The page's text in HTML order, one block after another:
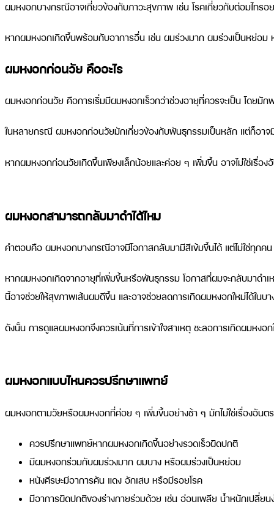
ผมหงอกบางกรณีอาจเกี่ยวข้องกับภาวะสุขภาพ เช่น โรคเกี่ยวกับต่อมไทร
หากผมหงอกเกิดขึ้นพร้อมกับอาการอื่น เช่น ผมร่วงมาก ผมร่วงเป็นหย่อม
ผมหงอกก่อนวัย คืออะไร
ผมหงอกก่อนวัย คือการเริ่มมีผมหงอกเร็วกว่าช่วงอายุที่ควรจะเป็น โดยมั
ในหลายกรณี ผมหงอกก่อนวัยมักเกี่ยวข้องกับพันธุกรรมเป็นหลัก แต่ก็อา
หากผมหงอกก่อนวัยเกิดขึ้นเพียงเล็กน้อยและค่อย ๆ เพิ่มขึ้น อาจไม่ใช่เรื่
ผมหงอกสามารถกลับมาดำได้ไหม
คำตอบคือ ผมหงอกบางกรณีอาจมีโอกาสกลับมามีสีเข้มขึ้นได้ แต่ไม่ใช่ทุกค
หากผมหงอกเกิดจากอายุที่เพิ่มขึ้นหรือพันธุกรรม โอกาสที่ผมจะกลับมาดำเ
นี้อาจช่วยให้สุขภาพเส้นผมดีขึ้น และอาจช่วยลดการเกิดผมหงอกใหม่ได้ในบา
ดังนั้น การดูแลผมหงอกจึงควรเน้นที่การเข้าใจสาเหตุ ชะลอการเกิดผมหง
ผมหงอกแบบไหนควรปรึกษาแพทย์
ผมหงอกตามวัยหรือผมหงอกที่ค่อย ๆ เพิ่มขึ้นอย่างช้า ๆ มักไม่ใช่เรื่องอัน
ควรปรึกษาแพทย์หากผมหงอกเกิดขึ้นอย่างรวดเร็วผิดปกติ
มีผมหงอกร่วมกับผมร่วงมาก ผมบาง หรือผมร่วงเป็นหย่อม
หนังศีรษะมีอาการคัน แดง อักเสบ หรือมีรอยโรค
มีอาการผิดปกติของร่างกายร่วมด้วย เช่น อ่อนเพลีย น้ำหนักเปลี่ย